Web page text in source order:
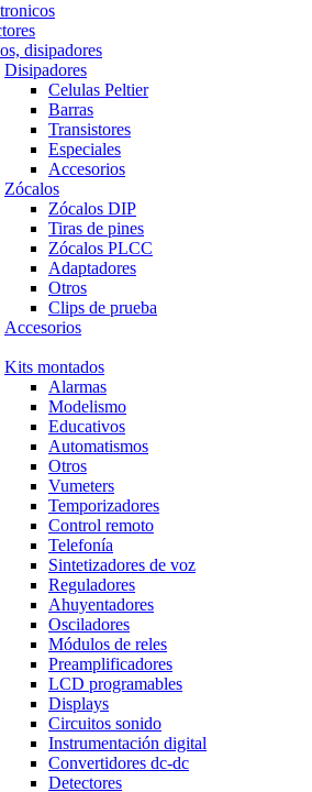
disipadores
Disipadores
Celulas Peltier
Barras
Transistores
Especiales
Accesorios
Zócalos
Zócalos DIP
Tiras de pines
Zócalos PLCC
Adaptadores
Otros
Clips de prueba
Accesorios
Kits montados
Alarmas
Modelismo
Educativos
Automatismos
Otros
Vumeters
Temporizadores
Control remoto
Telefonía
Sintetizadores de voz
Reguladores
Ahuyentadores
Osciladores
Módulos de reles
Preamplificadores
LCD programables
Displays
Circuitos sonido
Instrumentación digital
Convertidores dc-dc
Detectores